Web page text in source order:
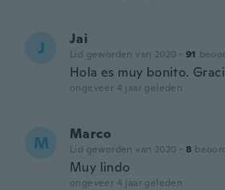
J Jai
Lid geworden van 2020 · 91
Hola es muy bonito.
ongeveer 4 jaar geleden
M Marco
Lid geworden van 2020 · 8
Muy lindo
ongeveer 4 jaar geleden